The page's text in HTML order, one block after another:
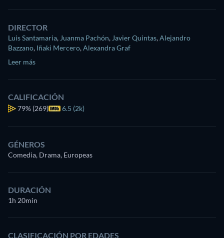
DIRECTOR
Luis Santamaria, Juanma Pachón, Javier Quintas,Alejandro
Bazzano, Iñaki Mercero,Alexandra Graf
Leer más
CALIFICACIÓN
79% (269) 6.5 (2k)
GÉNEROS
Comedia, Drama, Europeas
DURACIÓN
1h 20min
CLASIFICACIÓN POR EDADES